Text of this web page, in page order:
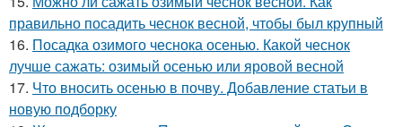
правильно посадить чеснок весной, чтобы был крупный
16. Посадка озимого чеснока осенью. Какой чеснок
лучше сажать: озимый осенью или яровой весной
17. Что вносить осенью в почву. Добавление статьи в
новую подборку